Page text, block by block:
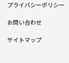
プライバシーポリシー
お問い合わせ
サイトマップ